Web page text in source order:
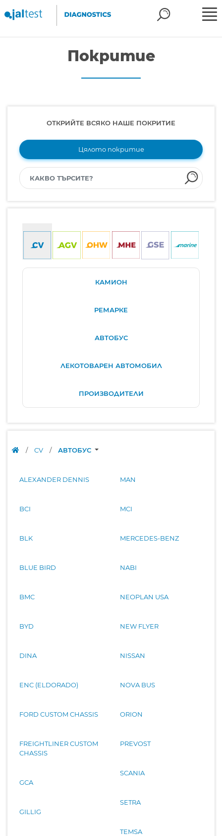
Покритие
ОТКРИЙТЕ ВСЯКО НАШЕ ПОКРИТИЕ
Цялото покритие
КАМИОН
РЕМАРКЕ
АВТОБУС
ЛЕКОТОВАРЕН АВТОМОБИЛ
ПРОИЗВОДИТЕЛИ
/ CV / АВТОБУС
ALEXANDER DENNIS
BCI
BLK
BLUE BIRD
BMC
BYD
DINA
ENC (ELDORADO)
FORD CUSTOM CHASSIS
FREIGHTLINER CUSTOM
CHASSIS
GCA
GILLIG
MAN
MCI
MERCEDES-BENZ
NABI
NEOPLAN USA
NEW FLYER
NISSAN
NOVA BUS
ORION
PREVOST
SCANIA
SETRA
TEMSA